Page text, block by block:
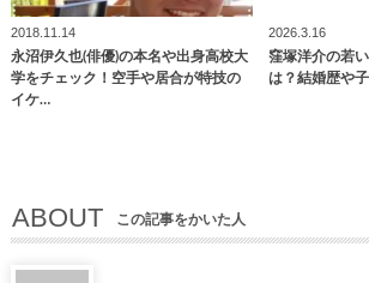
2018.11.14
永沼伊久也(俳優)の本名や出身高校大
学をチェック！空手や居合が特技の
イケ…
2026.3.16
窪塚洋介の若
は？結婚歴や
ABOUT この記事をかいた人